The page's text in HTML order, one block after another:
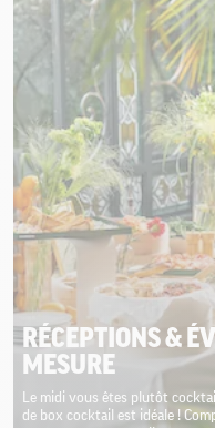
RÉCEPTIONS &
MESURE
Le midi vous êtes plutôt
de box cocktail est idéale !